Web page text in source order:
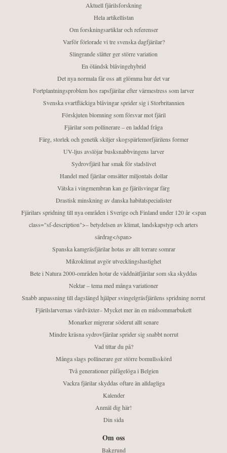
Aktuell fjärilsforskning
Hela artikellistan
Om forskningsartiklar och referenser
Varför förlorade vi tre svenska dagfjärilar?
Slingrande slåtter ger större variation
En öländsk blåvingehybrid
Det nya normala får oss att glömma hur det var
Fortplantningsproblem hos rapsfjärilar efter värmestress som larver
Svenska svartfläckiga blåvingar sprider sig i Storbritannien
Förskjuten blomning som försvar mot fjäril
Fjärilar som pollinerare – en laddad fråga
Färg, storlek och genetik skiljer skogspärlemorfjärilens former
UV-ljus avslöjar busksnabbvingens larver
Sydrovfjäril har smak för stadslivet
Handel med fjärilar omsätter miljontals dollar
Vätska i vingmembran kan ge fjärilsvingar färg
Drastisk minskning av danska habitatspecialister
Fjärilars spridning till nya områden i Sverige och Finland under 120 år <span
class="sf-description">– betydelsen av klimat, landskapstyp och arters
särdrag</span>
Spanska kamgräsfjärilar hotas av allt torrare somrar
Mikroklimat avgör utvecklingshastighet
Bete i Natura 2000-områden hotar de väddnätfjärilar som ska skyddas
Nektar – tema med många variationer
Snabb anpassning till dagslängd hjälper svingelgräsfjärilens spridning norrut
Fjärilslarvernas värdväxter– Mycket mer än en midsommarbukett
Monarker migrerar söderut allt senare
Mindre kräsna sydrovfjärilar sprider sig snabbt norrut
Vad tittar du på?
Många slags pollinerare ger större bomullsskörd
Två generationer påfågelöga i Belgien
Vackra fjärilar skyddas oftare än alldagliga
Kalender
Anmäl dig här!
Din sida
Om oss
Bakgrund